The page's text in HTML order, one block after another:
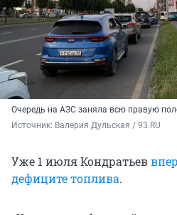
Очередь на АЗС заняла всю правую
Источник: Валерия Дульская / 93.RU
Уже 1 июля Кондратьев
дефиците топлива.